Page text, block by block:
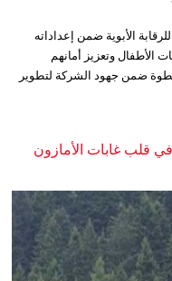
الأبوية ضمن إعداداته
الأطفال وتعزيز أمانهم
ضمن جهود الشركة لتطوير
قلب غابات الأمازون